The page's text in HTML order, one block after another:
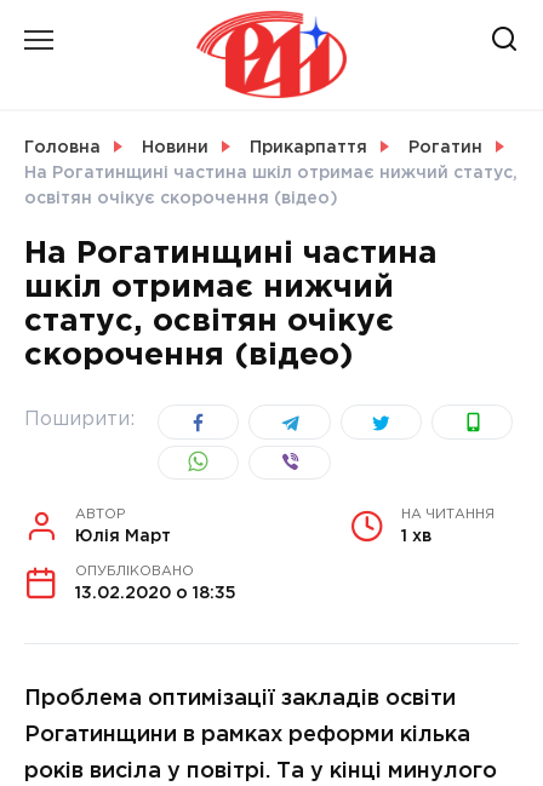
СВІТ
УКРАЇНА
Головна Новини Прикарпаття
Рогатин
На Рогатинщині частина шкіл отримає нижчий статус,
освітян очікує скорочення (відео)
На Рогатинщині частина
шкіл отримає нижчий
статус, освітян очікує
скорочення (відео)
Поширити:
АВТОР
Юлія Март
НА ЧИТАННЯ
1 хв
ОПУБЛІКОВАНО
13.02.2020 о 18:35
Проблема оптимізації закладів освіти
Рогатинщини в рамках реформи кілька
років висіла у повітрі. Та у кінці минулого